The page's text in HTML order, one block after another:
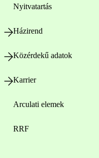
Nyitvatartás
Házirend
Közérdekű adatok
Karrier
Arculati elemek
RRF